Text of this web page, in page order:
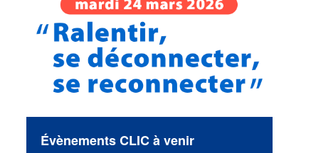
Évènements CLIC à venir